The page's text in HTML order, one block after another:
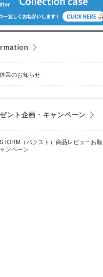
業のお知らせ
ント企画・キャンペーン
（バクスト）商品レビューお願
ンペーン